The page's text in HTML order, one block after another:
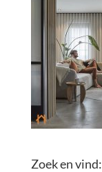
Zoek en vind: